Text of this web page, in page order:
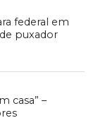
federal em
de puxador
casa” –